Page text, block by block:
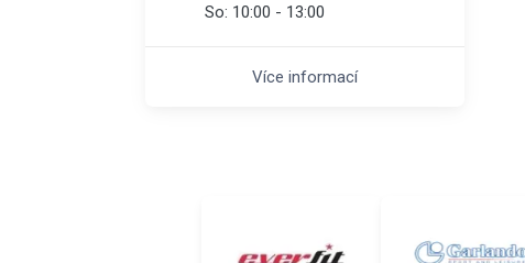
So: 10:00 - 13:00
Více informací